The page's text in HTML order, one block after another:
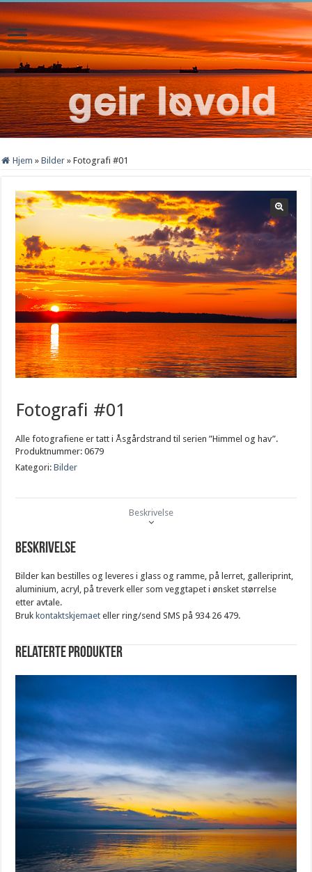
Hjem » Bilder » Fotografi #01
Fotografi #01
Alle fotografiene er tatt i Åsgårdstrand til serien ”Himmel og hav”.
Produktnummer:0679
Kategori:Bilder
Beskrivelse
Beskrivelse
Bilder kan bestilles og leveres i glass og ramme, på lerret, galleriprint,
aluminium, acryl, på treverk eller som veggtapet i ønsket størrelse
etter avtale.
Bruk kontaktskjemaet eller ring/send SMS på 934 26 479.
Relaterte produkter